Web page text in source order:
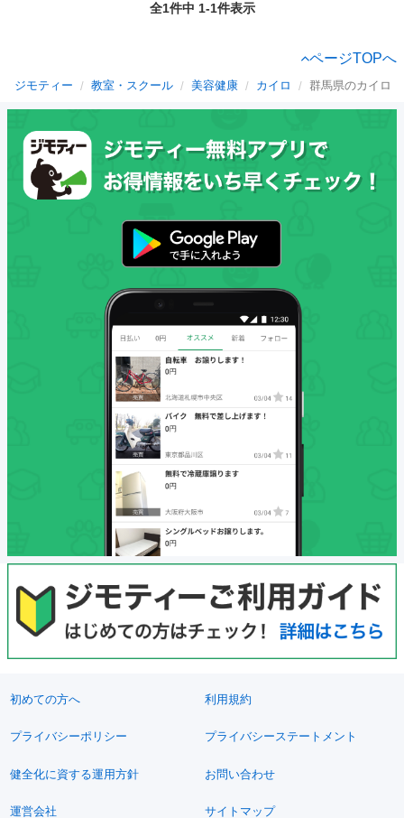
全1件中 1-1件表示
ページTOPへ
ジモティー 教室・スクール 美容健康 カイロ 群馬県のカイロ
初めての方へ 利用規約
プライバシーポリシー プライバシーステートメント
健全化に資する運用方針 お問い合わせ
運営会社 サイトマップ